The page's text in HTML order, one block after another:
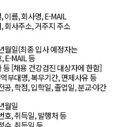
이름, 회사명, E-MAIL
회사주소, 거주지 주소
월일(최종 입사 예정자는
E-MAIL 등
[채용 건강검진 대상자에 한함]
부대명, 복무기간, 면제사유 등
, 학점, 입학일, 졸업일, 분교·야간
월일
호, 취득일, 발행처 등